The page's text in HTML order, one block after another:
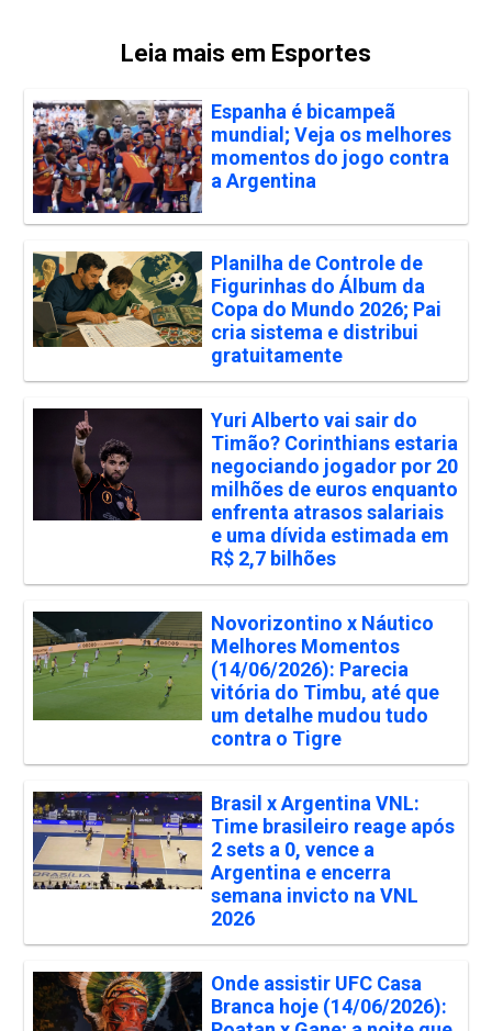
Leia mais em Esportes
Espanha é bicampeã
mundial; Veja os melhores
momentos do jogo contra
a Argentina
Planilha de Controle de
Figurinhas do Álbum da
Copa do Mundo 2026; Pai
cria sistema e distribui
gratuitamente
Yuri Alberto vai sair do
Timão? Corinthians estaria
negociando jogador por 20
milhões de euros enquanto
enfrenta atrasos salariais
e uma dívida estimada em
R$ 2,7 bilhões
Novorizontino x Náutico
Melhores Momentos
(14/06/2026): Parecia
vitória do Timbu, até que
um detalhe mudou tudo
contra o Tigre
Brasil x Argentina VNL:
Time brasileiro reage após
2 sets a 0, vence a
Argentina e encerra
semana invicto na VNL
2026
Onde assistir UFC Casa
Branca hoje (14/06/2026):